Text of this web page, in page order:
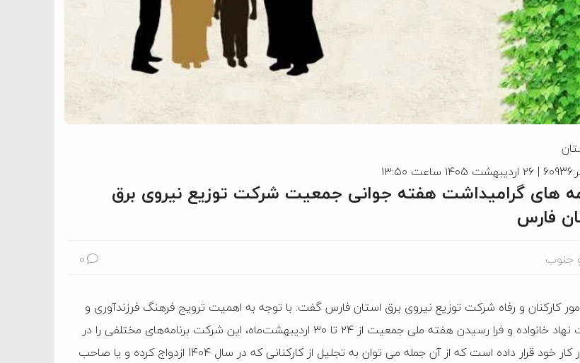
های گرامیداشت هفته جوانی جمعیت شرکت توزیع نیروی برق
فارس
جنوب 0
کارکنان و رفاه شرکت توزیع نیروی برق استان فارس گفت: با توجه به اهمیت ترویج فرهنگ فرزندآوری و
تقویت نهاد خانواده و فرا رسیدن هفته ملی جمعیت از ۲۴ تا ۳۰ اردیبهشت‌ماه، این شرکت برنامه‌های مختلفی را در
دستور کار خود قرار داده است که از آن جمله می توان به تجلیل از کارکنانی که در سال 1404 ازدواج کرده و یا صاحب